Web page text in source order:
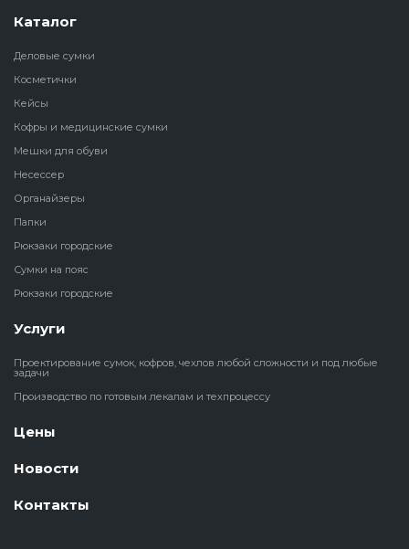
Каталог
Деловые сумки
Косметички
Кейсы
Кофры и медицинские сумки
Мешки для обуви
Несессер
Органайзеры
Папки
Рюкзаки городские
Сумки на пояс
Рюкзаки городские
Услуги
Проектирование сумок, кофров, чехлов любой сложности и под любые
задачи
Производство по готовым лекалам и техпроцессу
Цены
Новости
Контакты